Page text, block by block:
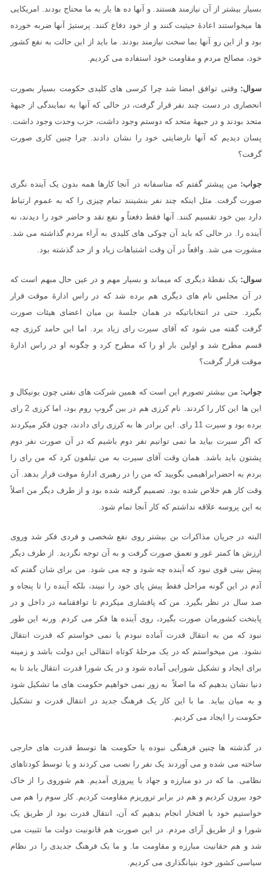
بسیار بیشتر از آن نیازمند هستند. و آنها ده ها بار به ما محتاج بودند. امریکایی
ها میخواستند اعادۀ حیثیت کنند و از خود دفاع کنند. پرستیژ آنها ضربه خورده
بود و از این رو آنها بما سخت نیازمند بودند. ما باید از این حالت به نفع کشور
خود، مصالح مردم و مقاومت خود استفاده می کردیم.
سوال: وقتی توافق امضا شد چرا کرسی های کلیدی حکومت بسیار بصورت
انحصاری در دست چند نفر قرار گرفت، در حالی که آنها به نمایندگی از جبهۀ
متحد بودند و در جبهۀ متحد که دوستم وجود داشت، حزب وحدت وجود داشت.
پسان دیدیم که آنها نارضایتی خود را نشان دادند. چرا چنین کاری صورت
گرفت؟
جواب: من پیشتر گفتم که متاسفانه در آنجا کارها همه بدون یک آینده نگری
صورت گرفت. مثل اینکه چند نفر بنشینند تمام چیزی را که به عموم ارتباط
دارد بین خود تقسیم کنند. آنها فقط دفعتاً و نفع نقد و حاضر خود را دیدند، نه
آینده را. در حالی که باید آن چوکی های کلیدی به آراء مردم گذاشته می شد.
مشورت می شد. واقعاً در آن وقت اشتباهات زیاد و از حد گذشته بود.
سوال: یک نقطۀ دیگری که میماند و بسیار مهم و در عین حال مبهم است که
در آن مجلس نام های دیگری هم برده شد که در راس ادارۀ موقت قرار
بگیرد. حتی در انتخاباتیکه در همان جلسۀ بن میان اعضای هیئات صورت
گرفت گفته می شود که آقای سیرت رای زیاد برد. اما این حامد کرزی چه
قسم مطرح شد و اولین بار او را که مطرح کرد و چگونه او در راس ادارۀ
موقت قرار گرفت؟
جواب: من بیشتر تصورم این است که همین شرکت های نفتی چون یونیکال و
این ها این کار را کردند. نام کرزی هم در بین گروپ روم بود، اما کرزی 2 رای
برده بود و سیرت 11 رای. این برادر ها به کرزی رای دادند، چون فکر میکردند
که اگر سیرت بیاید ما نمی توانیم نفر دوم باشیم که در آن صورت نفر دوم
پشتون باید باشد. همان وقت آقای سیرت به من تیلفون کرد که من رای را
بردم به احضرابراهیمی بگویید که من را در رهبری ادارۀ موقت قرار بدهد. آن
وقت کار هم خلاص شده بود. تصمیم گرفته شده بود و از طرف دیگر من اصلاً
به این پروسه علاقه نداشتم که کار آنجا تمام شود.
البته در جریان مذاکرات بن بیشتر روی نفع شخصی و فردی فکر شد وروی
ارزش ها کمتر غور و تعمق صورت گرفت و به آن توجه نگردید. از طرف دیگر
پیش بینی قوی نبود که آینده چه شود و چه می شود. من برای شان گفتم که
آدم در این گونه مراحل فقط پیش پای خود را نبیند، بلکه آینده را تا پنجاه و
صد سال در نظر بگیرد. من که پافشاری میکردم تا توافقنامه در داخل و در
پایتخت کشورمان صورت بگیرد، روی آینده ها فکر می کردم. ورنه این طور
نبود که من به انتقال قدرت آماده نبودم یا نمی خواستم که قدرت انتقال
نشود. من میخواستم که در یک مرحلۀ کوتاه انتقالی این دولت باشد و زمینه
برای ایجاد و تشکیل شورایی آماده شود و در یک شورا قدرت انتقال یابد تا به
دنیا نشان بدهیم که ما اصلاً به زور نمی خواهیم حکومت های ما تشکیل شود
و به میان بیاید. ما با این کار یک فرهنگ جدید در انتقال قدرت و تشکیل
حکومت را ایجاد می کردیم.
در گذشته ها چنین فرهنگی نبوده یا حکومت ها توسط قدرت های خارجی
ساخته می شده و می آوردند یک نفر را نصب می کردند و یا توسط کودتاهای
نظامی. ما که در دو مبارزه و جهاد با پیروزی آمدیم. هم شوروی را از خاک
خود بیرون کردیم و هم در برابر تروریزم مقاومت کردیم. کار سوم را هم می
خواستیم خود با افتخار انجام بدهیم که آن، انتقال قدرت بود از طریق یک
شورا و از طریق آرای مردم. در این صورت هم قانونیت دولت ما تثبیت می
شد و هم حقانیت مبارزه و مقاومت ما. و ما یک فرهنگ جدیدی را در نظام
سیاسی کشور خود بنیانگذاری می کردیم.